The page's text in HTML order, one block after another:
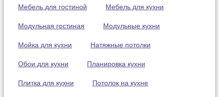
Мебель для гостиной Мебель для кухни
Модульная гостиная Модульные кухни
Мойка для кухни Натяжные потолки
Обои для кухни Планировка кухни
Плитка для кухни Потолок на кухне